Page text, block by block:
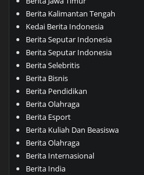
Berita Kalimantan Tengah
Kedai Berita Indonesia
Berita Seputar Indonesia
Berita Seputar Indonesia
Berita Selebritis
Berita Bisnis
Berita Pendidikan
Berita Olahraga
Berita Esport
Berita Kuliah Dan Beasiswa
Berita Olahraga
Berita Internasional
Berita India